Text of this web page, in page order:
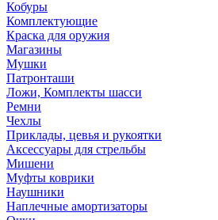
Кобуры
Комплектующие
Краска для оружия
Магазины
Мушки
Патронташи
Ложи, Комплекты шасси
Ремни
Чехлы
Приклады, цевья и рукоятки
Аксессуары для стрельбы
Мишени
Муфты коврики
Наушники
Наплечные амортизаторы